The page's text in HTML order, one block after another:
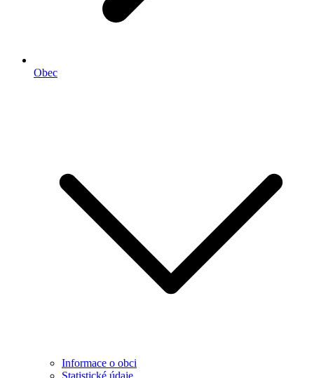
Obec
Informace o obci